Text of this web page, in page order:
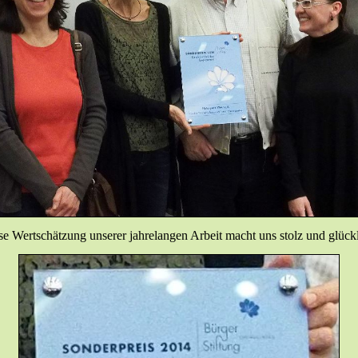
Wertschätzung unserer jahrelangen Arbeit macht uns stolz und